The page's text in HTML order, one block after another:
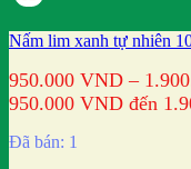
Nấm lim xanh tự nhiên
950.000 VND –
950.000 VND đến
Đã bán: 1